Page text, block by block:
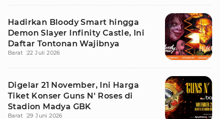
Hadirkan Bloody Smart hingga
Demon Slayer Infinity Castle, Ini
Daftar Tontonan Wajibnya
Barat 22 Juli 2026
Digelar 21 November, Ini Harga
Tiket Konser Guns N' Roses di
Stadion Madya GBK
Barat 29 Juni 2026